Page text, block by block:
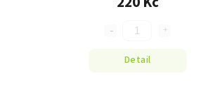
Detail